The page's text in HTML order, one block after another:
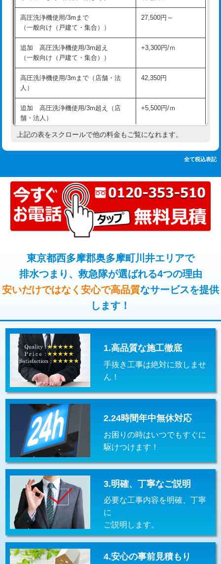
追加人工 16,500円
廃棄・処分 現場見積
※給水管工事は20mmまでの価格です。
持込商品取付（混合水栓）
持込商品取付（浄水器・分岐水栓） 16,500円
業）
排水管工事（追加 排水管工事/3ｍ超
え）
マス交換（土の掘削・埋め戻し作業） 11,000円~
マス交換（深さ50㎝以上） 66,000円
コンクリート斫り（厚さ10㎝まで） 27,500円
コンクリート斫り（厚さ10㎝超え） 38,500円
モルタル補修（厚さ10㎝まで） 27,500円
モルタル補修（厚さ10㎝超え） 38,500円
追加人工 16,500円
高圧洗浄機使用/3mまで
（一般向け（戸建て・集合））
27,500円～
追加 高圧洗浄機使用/3m超え
（一般向け（戸建て・集合））
+3,300円/ｍ
高圧洗浄機使用/3mまで（店舗・法
人）
42,350円
追加 高圧洗浄機使用/3m超え（店
舗・法人）
+5,500円/ｍ
高度高圧洗浄換 現地調査
トーラー機使用/3mまで 33,000円
追加トーラー機使用/3m超え +3,300円
カメラ調査 33,000円
止水・漏水調査・防水処理・清掃・修
理・調整・分解・加工など（軽作業）
11,000円
止水・漏水調査・防水処理・清掃・修
理・調整・分解・加工など（中作業）
22,000円
止水・漏水調査・防水処理・清掃・修
理・調整・分解・加工など（重作業）
33,000円
その他部品の脱着 8,800円～
交換・取付（タンク） 22,000円+材料費
交換・取付(単水栓（壁付・デッキ
式）)
13,200円+材料費
交換・取付(混合水栓（壁付・デッキ
式・ワンホール）)
16,500円+材料費
交換・取付(排水栓・排水トラップ
（P/S/ポップアップ））
22,000円+材料費
交換・取付（その他部品） 11,000円+材料費
持込商品取付（単水栓） 13,200円
持込商品取付（混合水栓） 16,500円
持込商品取付（浄水器・分岐水栓） 16,500円
給水管工事※（ホール加工) 16,500円
上記の表をスクロールで他の料金もご覧になれます。
全て税込表記
東京都西多摩郡奥多摩町川井エリアで
排水つまり、救急隊が選ばれる4つの理由
安いだけではなく安心で高品質なサービスを提供
します！
1.高品質な施工徹底
手抜き工事は絶対に致しませ
ん！
2.24時間年中無休対応
お困りの時はいつでもすぐに
駆けつけます！
3.明確、丁寧なご説明
必要な工事内容を明確、丁寧
に
ご説明します。
4.安心の事前見積もり